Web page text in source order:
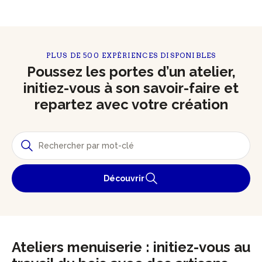
PLUS DE 500 EXPÉRIENCES DISPONIBLES
Poussez les portes d’un atelier,
initiez-vous à son savoir-faire et
repartez avec votre création
Découvrir
Ateliers menuiserie : initiez-vous au